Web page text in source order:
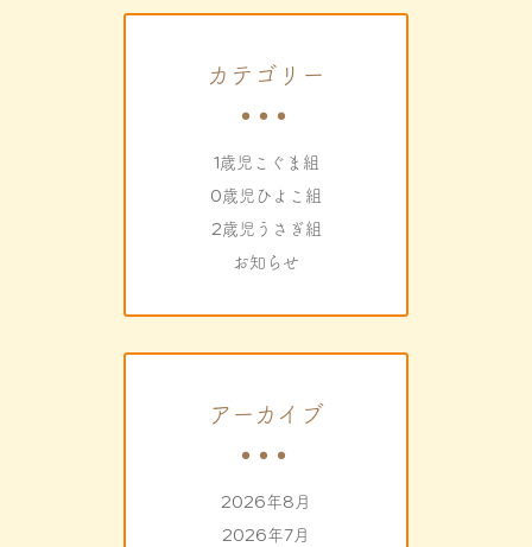
カテゴリー
1歳児こぐま組
0歳児ひよこ組
2歳児うさぎ組
お知らせ
アーカイブ
2026年8月
2026年7月